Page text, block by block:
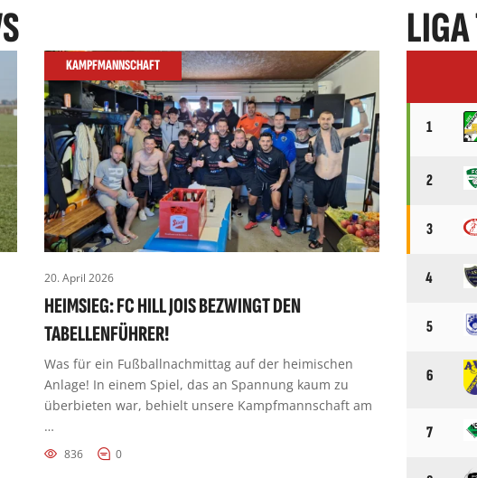
KAMPFMANNSCHAFT
20. April 2026
HEIMSIEG: FC HILL JOIS BEZWINGT DEN
TABELLENFÜHRER!
Was für ein Fußballnachmittag auf der heimischen
Anlage! In einem Spiel, das an Spannung kaum zu
überbieten war, behielt unsere Kampfmannschaft am
…
836 0
1
2
3
4
5
6
7